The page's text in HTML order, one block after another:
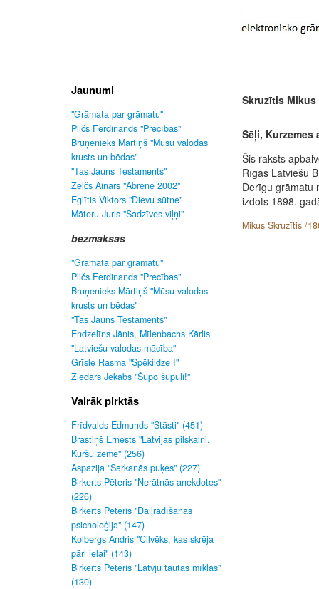
Jaunumi
"Grāmata par grāmatu"
Pličs Ferdinands "Precības"
Bruņenieks Mārtiņš "Mūsu valodas
krusts un bēdas"
"Tas Jauns Testaments"
Zelčs Ainārs "Abrene 2002"
Eglītis Viktors "Dievu sūtne"
Māteru Juris "Sadzīves viļņi"
bezmaksas
"Grāmata par grāmatu"
Pličs Ferdinands "Precības"
Bruņenieks Mārtiņš "Mūsu valodas
krusts un bēdas"
"Tas Jauns Testaments"
Endzelīns Jānis, Mīlenbachs Kārlis
"Latviešu valodas mācība"
Grīsle Rasma "Spēkildze I"
Ziedars Jēkabs "Šūpo šūpuli!"
Vairāk pirktās
Frīdvalds Edmunds "Stāsti" (451)
Brastiņš Ernests "Latvijas pilskalni.
Kuršu zeme" (256)
Aspazija "Sarkanās puķes" (227)
Birkerts Pēteris "Nerātnās anekdotes"
(226)
Birkerts Pēteris "Daiļradīšanas
psicholoģija" (147)
Kolbergs Andris "Cilvēks, kas skrēja
pāri ielai" (143)
Birkerts Pēteris "Latvju tautas mīklas"
(130)
Skruzītis Mikus
Sēļi, Kurzemes
Šis raksts
Rīgas Latviešu
Derīgu grāmatu
izdots 1898.
Mikus Skruzītis /